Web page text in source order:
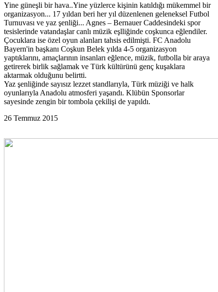
Yine güneşli bir hava..Yine yüzlerce kişinin katıldığı mükemmel bir
organizasyon... 17 yıldan beri her yıl düzenlenen geleneksel Futbol
Turnuvası ve yaz şenliği... Agnes – Bernauer Caddesindeki spor
tesislerinde vatandaşlar canlı müzik eşlliğinde coşkunca eğlendiler.
Çocuklara ise özel oyun alanları tahsis edilmişti. FC Anadolu
Bayern'in başkanı Coşkun Belek yılda 4-5 organizasyon
yaptıklarını, amaçlarının insanları eğlence, müzik, futbolla bir araya
getirerek birlik sağlamak ve Türk kültürünü genç kuşaklara
aktarmak olduğunu belirtti.
Yaz şenliğinde sayısız lezzet standlarıyla, Türk müziği ve halk
oyunlarıyla Anadolu atmosferi yaşandı. Klübün Sponsorlar
sayesinde zengin bir tombola çekilişi de yapıldı.
26 Temmuz 2015